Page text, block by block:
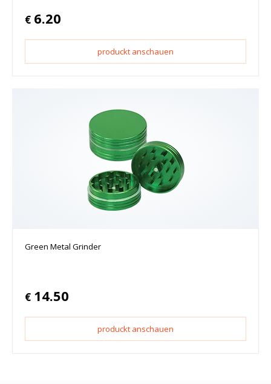
€ 6.20
produckt anschauen
Green Metal Grinder
€ 14.50
produckt anschauen